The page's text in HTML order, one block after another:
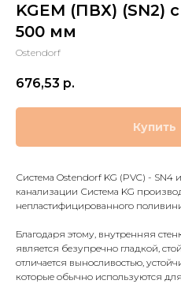
KGEM (ПВХ) (SN2)
500 мм
Ostendorf
676,53 р.
Купить
Система Ostendorf KG (PVC) - SN4
канализации Система KG
непластифицированного
Благодаря этому, внутренняя
является безупречно гладкой,
отличается выносливостью,
которые обычно используются